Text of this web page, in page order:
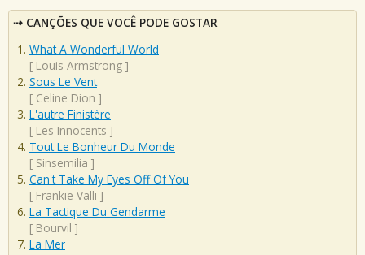
CANÇÕES QUE VOCÊ PODE GOSTAR
What A Wonderful World
[ Louis Armstrong ]
Sous Le Vent
[ Celine Dion ]
L'autre Finistère
[ Les Innocents ]
Tout Le Bonheur Du Monde
[ Sinsemilia ]
Can't Take My Eyes Off Of You
[ Frankie Valli ]
La Tactique Du Gendarme
[ Bourvil ]
La Mer